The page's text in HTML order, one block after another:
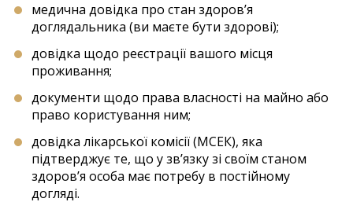
медична довідка про стан здоров’я
доглядальника (ви маєте бути здорові);
довідка щодо реєстрації вашого місця
проживання;
документи щодо права власності на майно або
право користування ним;
довідка лікарської комісії (МСЕК), яка
підтверджує те, що у зв’язку зі своїм станом
здоров’я особа має потребу в постійному
догляді.